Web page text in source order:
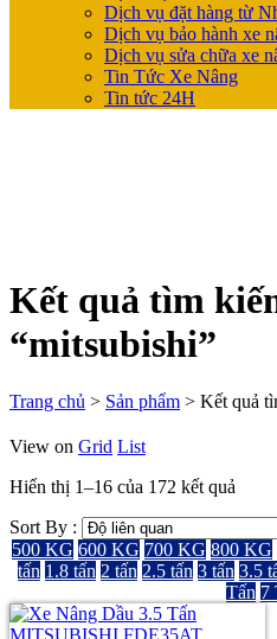
Dịch vụ đặt hàng từ
Dịch vụ bảo hành xe
Dịch vụ sửa chữa xe
Tin Tức Xe Nâng
Tin tức 24H
Kết quả tìm
“mitsubishi”
Trang chủ > Sản phẩm > Kết quả
View on Grid List
Hiển thị 1–16 của 172 kết quả
Sort By :
500 KG 600 KG 700 KG 800 KG
tấn 1.8 tấn 2 tấn 2.5 tấn 3 tấn 3.5
Tấn 7